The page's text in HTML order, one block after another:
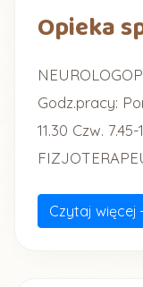
Opieka
Godz.pracy:
11.30 Czw. 7.45-
Czytaj więcej